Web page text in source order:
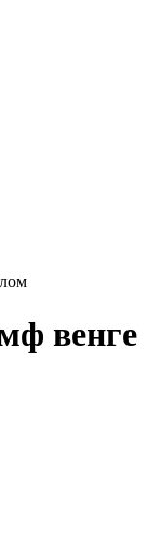
венге